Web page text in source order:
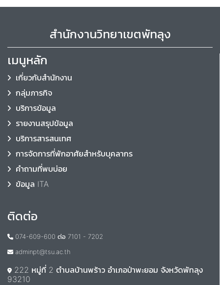
สำนักงานวิทยาเขตพัทลุง
เมนูหลัก
เกี่ยวกับสำนักงาน
กลุ่มภารกิจ
บริการข้อมูล
รายงานสรุปข้อมูล
บริการสารสนเทศ
การจัดการที่พักอาศัยสำหรับบุคลากร
คำถามที่พบบ่อย
ข้อมูล ITA
ติดต่อ
074-609-600 ต่อ 7101 - 7202
adminpt@tsu.ac.th
222 หมู่ที่ 2 ตำบลบ้านพร้าว อำเภอป่าพะยอม จังหวัดพัทลุง
93210